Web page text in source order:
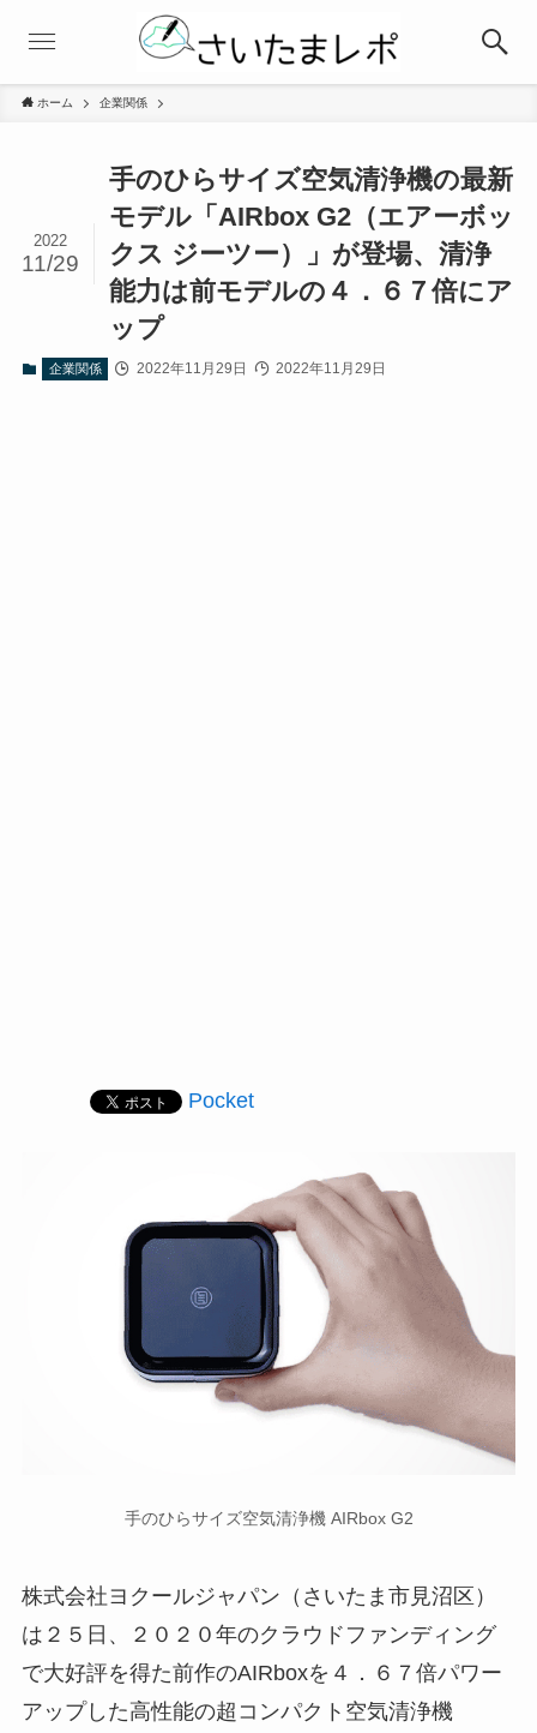
ホーム 企業関係
手のひらサイズ空気清浄機の最新
モデル「AIRbox G2（エアーボッ
クス ジーツー）」が登場、清浄
能力は前モデルの４．６７倍にア
ップ
2022
11/29
企業関係 2022年11月29日 2022年11月29日
Pocket
手のひらサイズ空気清浄機 AIRbox G2
株式会社ヨクールジャパン（さいたま市見沼区）
は２５日、２０２０年のクラウドファンディング
で大好評を得た前作のAIRboxを４．６７倍パワー
アップした高性能の超コンパクト空気清浄機